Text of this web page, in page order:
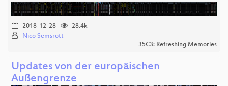
2018-12-28
28.4k
Nico Semsrott
35C3: Refreshing Memories
Updates von der europäischen
Außengrenze